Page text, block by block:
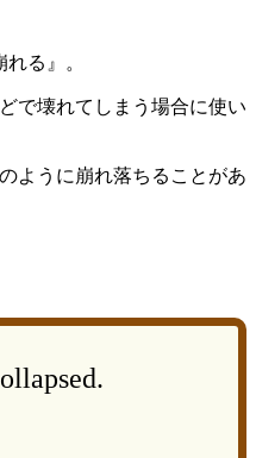
る』。
で壊れてしまう場合に使い
ように崩れ落ちることがあ